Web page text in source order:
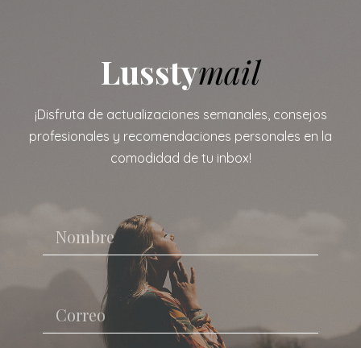
Lusstymail
¡Disfruta de actualizaciones semanales, consejos
profesionales y recomendaciones personales en la
comodidad de tu inbox!